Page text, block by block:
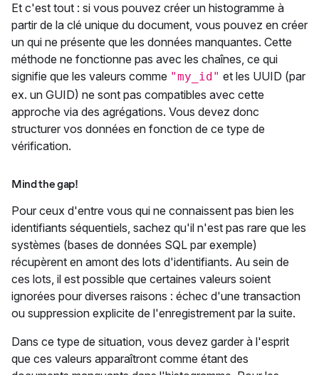
Et c'est tout : si vous pouvez créer un histogramme à
partir de la clé unique du document, vous pouvez en créer
un qui ne présente que les données manquantes. Cette
méthode ne fonctionne pas avec les chaînes, ce qui
signifie que les valeurs comme "my_id" et les UUID (par
ex. un GUID) ne sont pas compatibles avec cette
approche via des agrégations. Vous devez donc
structurer vos données en fonction de ce type de
vérification.
Mind the gap!
Pour ceux d'entre vous qui ne connaissent pas bien les
identifiants séquentiels, sachez qu'il n'est pas rare que les
systèmes (bases de données SQL par exemple)
récupèrent en amont des lots d'identifiants. Au sein de
ces lots, il est possible que certaines valeurs soient
ignorées pour diverses raisons : échec d'une transaction
ou suppression explicite de l'enregistrement par la suite.
Dans ce type de situation, vous devez garder à l'esprit
que ces valeurs apparaîtront comme étant des